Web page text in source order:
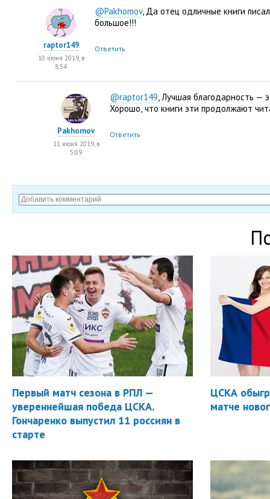
@Pakhomov, Да отец одличные книги
большое!!!
Ответить
raptor149
10 июня 2019, в
8:54
@raptor149, Лучшая благодарность —
Хорошо, что книги эти продолжают
Ответить
Pakhomov
11 июня 2019, в
5:09
Первый матч сезона в РПЛ —
увереннейшая победа ЦСКА.
Гончаренко выпустил 11 россиян в
старте
ЦСКА
матче